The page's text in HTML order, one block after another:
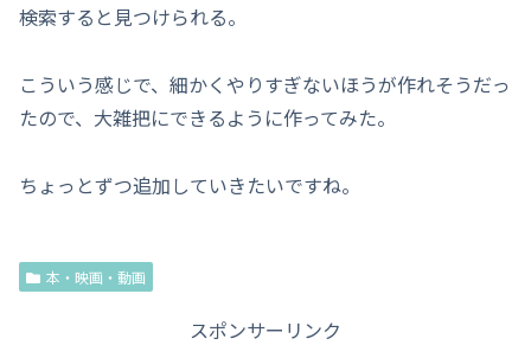
検索すると見つけられる。
こういう感じで、細かくやりすぎないほうが作れそうだっ
たので、大雑把にできるように作ってみた。
ちょっとずつ追加していきたいですね。
本・映画・動画
スポンサーリンク